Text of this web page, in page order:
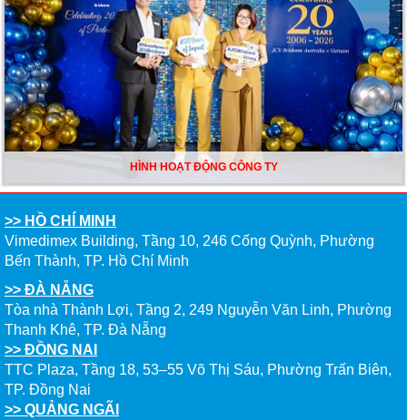
HÌNH HOẠT ĐỘNG CÔNG TY
>> HỒ CHÍ MINH
Vimedimex Building, Tầng 10, 246 Cống Quỳnh, Phường
Bến Thành, TP. Hồ Chí Minh
>> ĐÀ NẴNG
Tòa nhà Thành Lợi, Tầng 2, 249 Nguyễn Văn Linh, Phường
Thanh Khê, TP. Đà Nẵng
>> ĐỒNG NAI
TTC Plaza, Tầng 18, 53–55 Võ Thị Sáu, Phường Trấn Biên,
TP. Đồng Nai
>> QUẢNG NGÃI